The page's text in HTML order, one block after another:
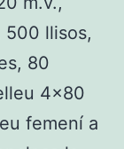
500 llisos,
80
4×80
femení a